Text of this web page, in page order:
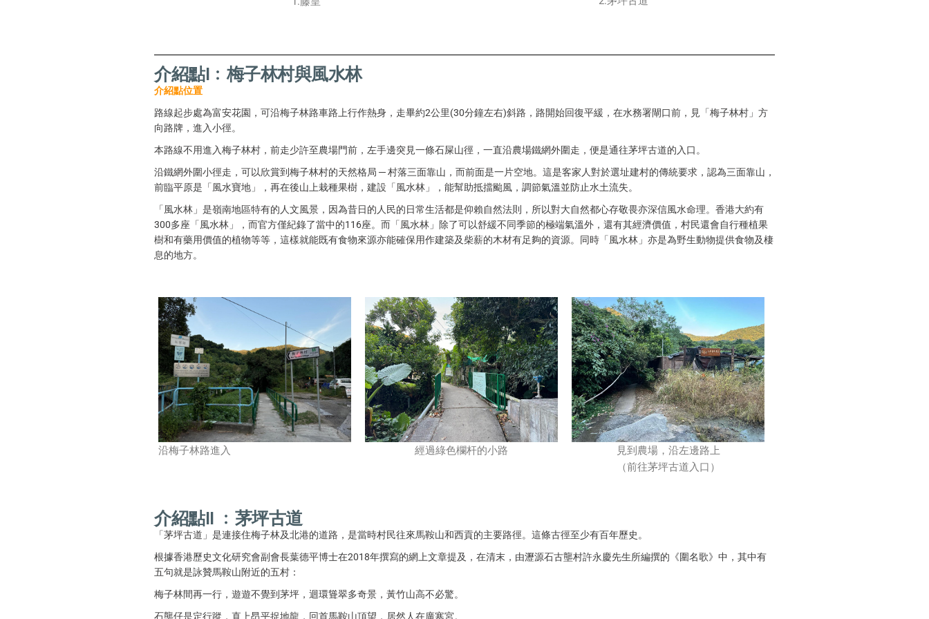
介紹點I﹕梅子林村與風水林
介紹點位置
路線起步處為富安花園，可沿梅子林路車路上行作熱身，走畢約2公里(30分鐘左右)斜路，路開始回復平緩，在水務署閘口前，見「梅子林村」方
向路牌，進入小徑。
本路線不用進入梅子林村，前走少許至農場門前，左手邊突見一條石屎山徑，一直沿農場鐵網外圍走，便是通往茅坪古道的入口。
沿鐵網外圍小徑走，可以欣賞到梅子林村的天然格局 ─ 村落三面靠山，而前面是一片空地。這是客家人對於選址建村的傳統要求，認為三面靠山，
前臨平原是「風水寶地」，再在後山上栽種果樹，建設「風水林」，能幫助抵擋颱風，調節氣溫並防止水土流失。
「風水林」是嶺南地區特有的人文風景，因為昔日的人民的日常生活都是仰賴自然法則，所以對大自然都心存敬畏亦深信風水命理。香港大約有
300多座「風水林」，而官方僅紀錄了當中的116座。而「風水林」除了可以舒緩不同季節的極端氣溫外，還有其經濟價值，村民還會自行種植果
樹和有藥用價值的植物等等，這樣就能既有食物來源亦能確保用作建築及柴薪的木材有足夠的資源。同時「風水林」亦是為野生動物提供食物及棲
息的地方。
沿梅子林路進入 經過綠色欄杆的小路
見到農場，沿左邊路上
（前往茅坪古道入口）
介紹點II ﹕茅坪古道
「茅坪古道」是連接住梅子林及北港的道路，是當時村民往來馬鞍山和西貢的主要路徑。這條古徑至少有百年歷史。
根據香港歷史文化研究會副會長葉德平博士在2018年撰寫的網上文章提及，在清末，由瀝源石古壟村許永慶先生所編撰的《圍名歌》中，其中有
五句就是詠贊馬鞍山附近的五村：
梅子林間再一行，遊遊不覺到茅坪，迴環聳翠多奇景，黃竹山高不必驚。
石壟仔是定行蹤，直上昂平捉地龍，回首馬鞍山頂望，居然人在廣寒宮。